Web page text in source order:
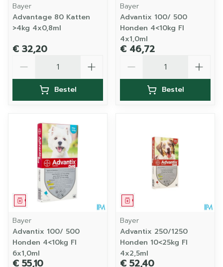
Bayer
Advantage 80 Katten
>4kg 4x0,8ml
€ 32,20
Bestel
Bayer
Advantix 100/ 500
Honden 4<10kg Fl
4x1,0ml
€ 46,72
Bestel
Geneesmiddel
Bayer
Advantix 100/ 500
Honden 4<10kg Fl
6x1,0ml
€ 55,10
Geneesmiddel
Bayer
Advantix 250/1250
Honden 10<25kg Fl
4x2,5ml
€ 52,40